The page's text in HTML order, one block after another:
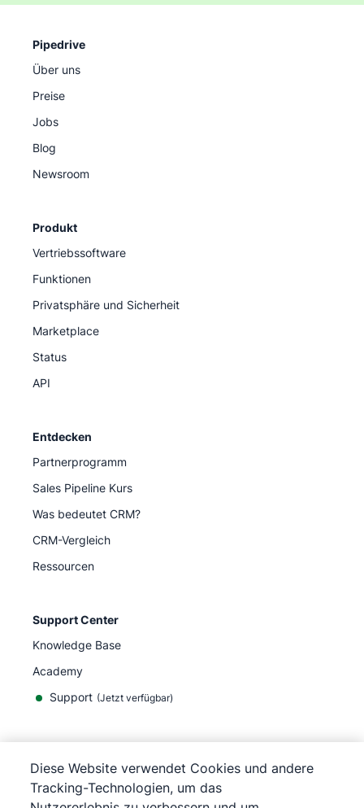
Pipedrive
Über uns
Preise
Jobs
Blog
Newsroom
Produkt
Vertriebssoftware
Funktionen
Privatsphäre und Sicherheit
Marketplace
Status
API
Entdecken
Partnerprogramm
Sales Pipeline Kurs
Was bedeutet CRM?
CRM-Vergleich
Ressourcen
Support Center
Knowledge Base
Academy
Support (Jetzt verfügbar)
©2026Pipedrive
Diese Website verwendet Cookies und andere
Tracking-Technologien, um das